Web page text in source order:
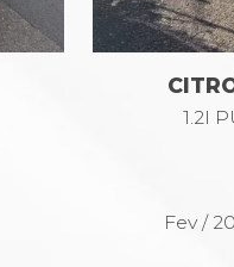
1.2I
Fev /